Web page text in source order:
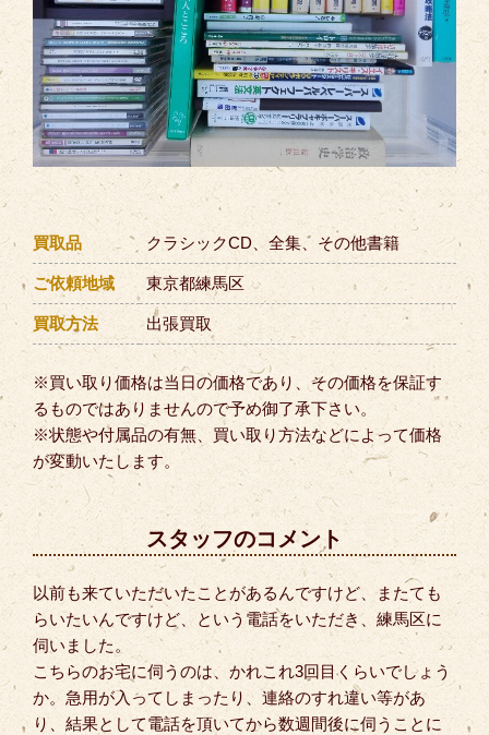
買取品 クラシックCD、全集、その他書籍
ご依頼地域 東京都練馬区
買取方法 出張買取
※買い取り価格は当日の価格であり、その価格を保証す
るものではありませんので予め御了承下さい。
※状態や付属品の有無、買い取り方法などによって価格
が変動いたします。
スタッフのコメント
以前も来ていただいたことがあるんですけど、またても
らいたいんですけど、という電話をいただき、練馬区に
伺いました。
こちらのお宅に伺うのは、かれこれ3回目くらいでしょう
か。急用が入ってしまったり、連絡のすれ違い等があ
り、結果として電話を頂いてから数週間後に伺うことに